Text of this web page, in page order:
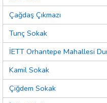
Çağdaş Çıkmazı
Tunç Sokak
İETT Orhantepe Mahallesi
Kamil Sokak
Çiğdem Sokak